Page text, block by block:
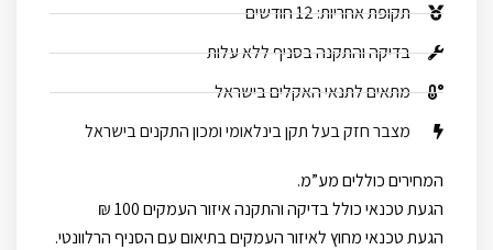
תקופת אחריות: 12 חודשים
בדיקה והתקנה בסניף ללא עלות
מתאים לתנאי האקלים בישראל
מצבר חזק בעל תקן בינלאומי ומכון התקנים בישראל
המחירים כוללים מע”מ.
הגעת טכנאי כולל בדיקה והתקנה איזור העמקים 100 ₪
הגעת טכנאי מחוץ לאיזור העמקים בתיאום עם הסניף הרלוונטי.